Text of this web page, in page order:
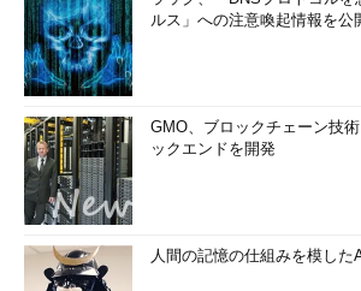
ルス」への注意喚起情報を公
GMO、ブロックチェーン技
ックエンドを開発
人間の記憶の仕組みを模した